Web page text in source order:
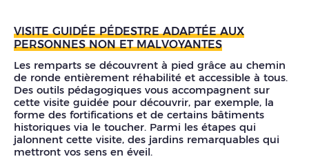
VISITE GUIDÉE PÉDESTRE ADAPTÉE AUX
PERSONNES NON ET MALVOYANTES
Les remparts se découvrent à pied grâce au chemin
de ronde entièrement réhabilité et accessible à tous.
Des outils pédagogiques vous accompagnent sur
cette visite guidée pour découvrir, par exemple, la
forme des fortifications et de certains bâtiments
historiques via le toucher. Parmi les étapes qui
jalonnent cette visite, des jardins remarquables qui
mettront vos sens en éveil.